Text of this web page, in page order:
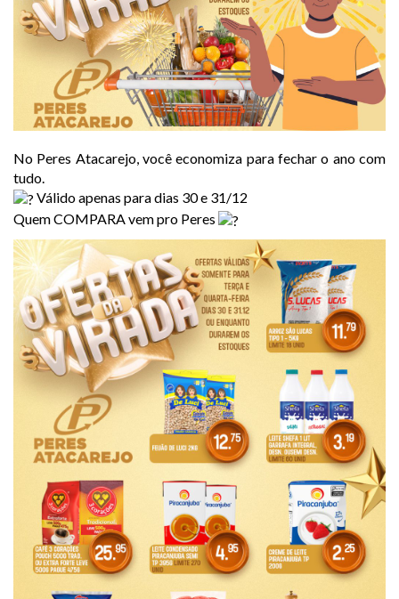
No Peres Atacarejo, você economiza para fechar o ano com
tudo.
Válido apenas para dias 30 e 31/12
Quem COMPARA vem pro Peres